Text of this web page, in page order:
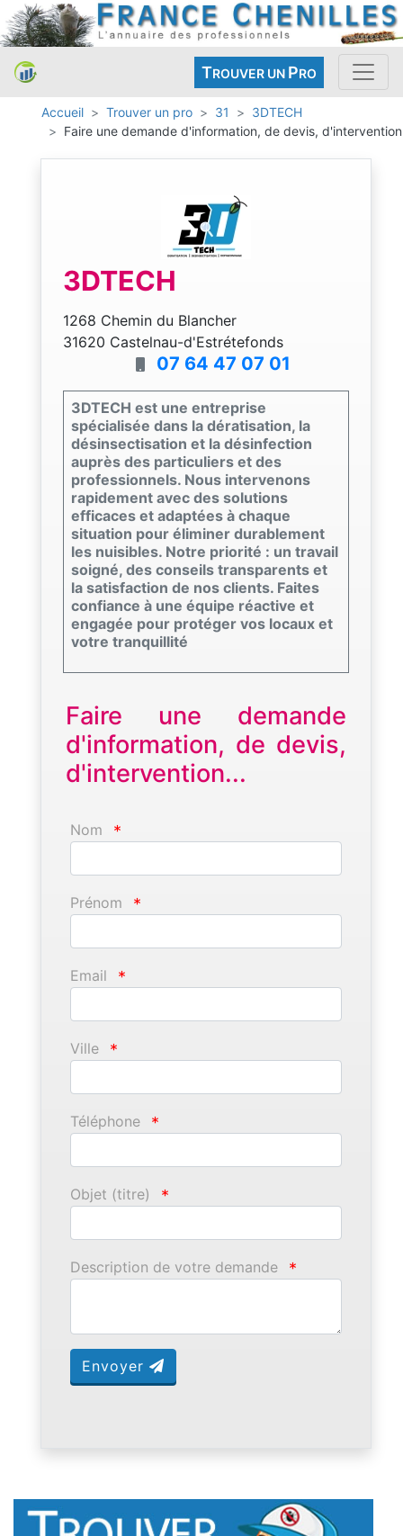
TROUVER UN PRO
Accueil Trouver un pro 31
3DTECH
Faire une demande d'information, de devis, d'intervention
3DTECH
1268 Chemin du Blancher
31620 Castelnau-d'Estrétefonds
07 64 47 07 01
3DTECH est une entreprise
spécialisée dans la dératisation, la
désinsectisation et la désinfection
auprès des particuliers et des
professionnels. Nous intervenons
rapidement avec des solutions
efficaces et adaptées à chaque
situation pour éliminer durablement
les nuisibles. Notre priorité : un travail
soigné, des conseils transparents et
la satisfaction de nos clients. Faites
confiance à une équipe réactive et
engagée pour protéger vos locaux et
votre tranquillité
Faire une demande
d'information, de devis,
d'intervention...
Nom *
Prénom *
Email *
Ville *
Téléphone *
Objet (titre) *
Description de votre demande *
Envoyer